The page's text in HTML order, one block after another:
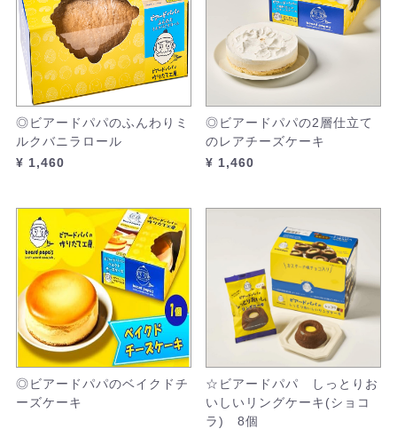
◎ビアードパパのふんわりミ
ルクバニラロール
¥ 1,460
◎ビアードパパの2層仕立て
のレアチーズケーキ
¥ 1,460
◎ビアードパパのベイクドチ
ーズケーキ
☆ビアードパパ しっとりお
いしいリングケーキ(ショコ
ラ) 8個